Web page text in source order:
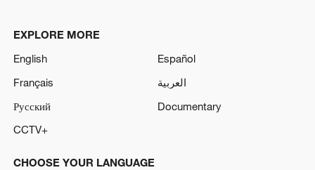
EXPLORE MORE
English
Español
Français
العربية
Русский
Documentary
CCTV+
CHOOSE YOUR LANGUAGE